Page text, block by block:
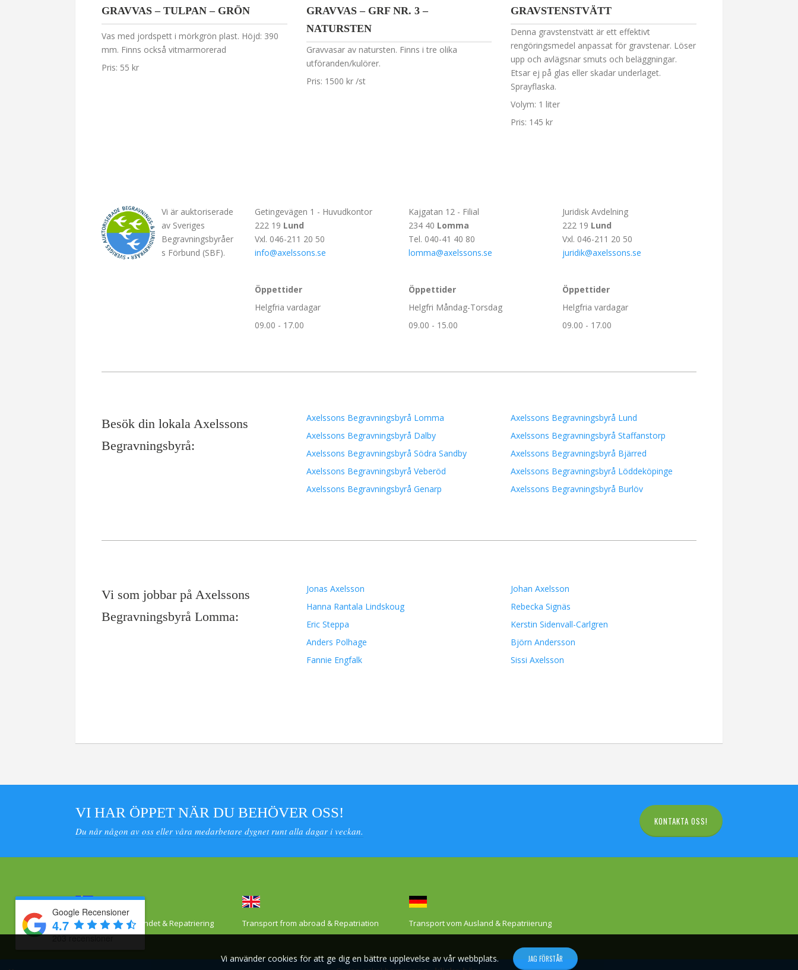
GRAVVAS – TULPAN – GRÖN
Vas med jordspett i mörkgrön plast. Höjd: 390
mm. Finns också vitmarmorerad
Pris: 55 kr
GRAVVAS – GRF NR. 3 –
NATURSTEN
Gravvasar av natursten. Finns i tre olika
utföranden/kulörer.
Pris: 1500 kr /st
GRAVSTENSTVÄTT
Denna gravstenstvätt är ett effektivt
rengöringsmedel anpassat för gravstenar. Löser
upp och avlägsnar smuts och beläggningar.
Etsar ej på glas eller skadar underlaget.
Sprayflaska.
Volym: 1 liter
Pris: 145 kr
Vi är auktoriserade
av Sveriges
Begravningsbyråer
s Förbund (SBF).
Getingevägen 1 - Huvudkontor
222 19 Lund
Vxl. 046-211 20 50
info@axelssons.se
Kajgatan 12 - Filial
234 40 Lomma
Tel. 040-41 40 80
lomma@axelssons.se
Juridisk Avdelning
222 19 Lund
Vxl. 046-211 20 50
juridik@axelssons.se
Öppettider
Helgfria vardagar
09.00 - 17.00
Öppettider
Helgfri Måndag-Torsdag
09.00 - 15.00
Öppettider
Helgfria vardagar
09.00 - 17.00
Besök din lokala Axelssons
Begravningsbyrå:
Axelssons Begravningsbyrå Lomma
Axelssons Begravningsbyrå Dalby
Axelssons Begravningsbyrå Södra Sandby
Axelssons Begravningsbyrå Veberöd
Axelssons Begravningsbyrå Genarp
Axelssons Begravningsbyrå Lund
Axelssons Begravningsbyrå Staffanstorp
Axelssons Begravningsbyrå Bjärred
Axelssons Begravningsbyrå Löddeköpinge
Axelssons Begravningsbyrå Burlöv
Vi som jobbar på Axelssons
Begravningsbyrå Lomma:
Jonas Axelsson
Hanna Rantala Lindskoug
Eric Steppa
Anders Polhage
Fannie Engfalk
Johan Axelsson
Rebecka Signäs
Kerstin Sidenvall-Carlgren
Björn Andersson
Sissi Axelsson
VI HAR ÖPPET NÄR DU BEHÖVER OSS!
Du når någon av oss eller våra medarbetare dygnet runt alla dagar i veckan.
KONTAKTA OSS!
Transport från utlandet & Repatriering Transport from abroad & Repatriation Transport vom Ausland & Repatriierung
Vi använder cookies för att ge dig en bättre upplevelse av vår webbplats.
Google Recensioner
4.7
203 recensioner